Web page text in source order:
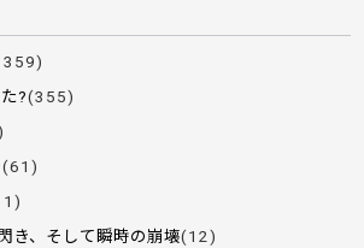
?(355)
(61)
き、そして瞬時の崩壊(12)